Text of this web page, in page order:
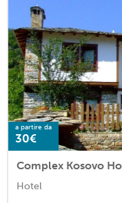
a partire da
30€
Complex Kosovo
Hotel